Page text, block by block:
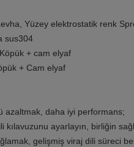
Yüzey elektrostatik renk
sus304
+ cam elyaf
+ Cam elyaf
azaltmak, daha iyi performans;
ayarlayın, birliğin
gelişmiş viraj dili süreci